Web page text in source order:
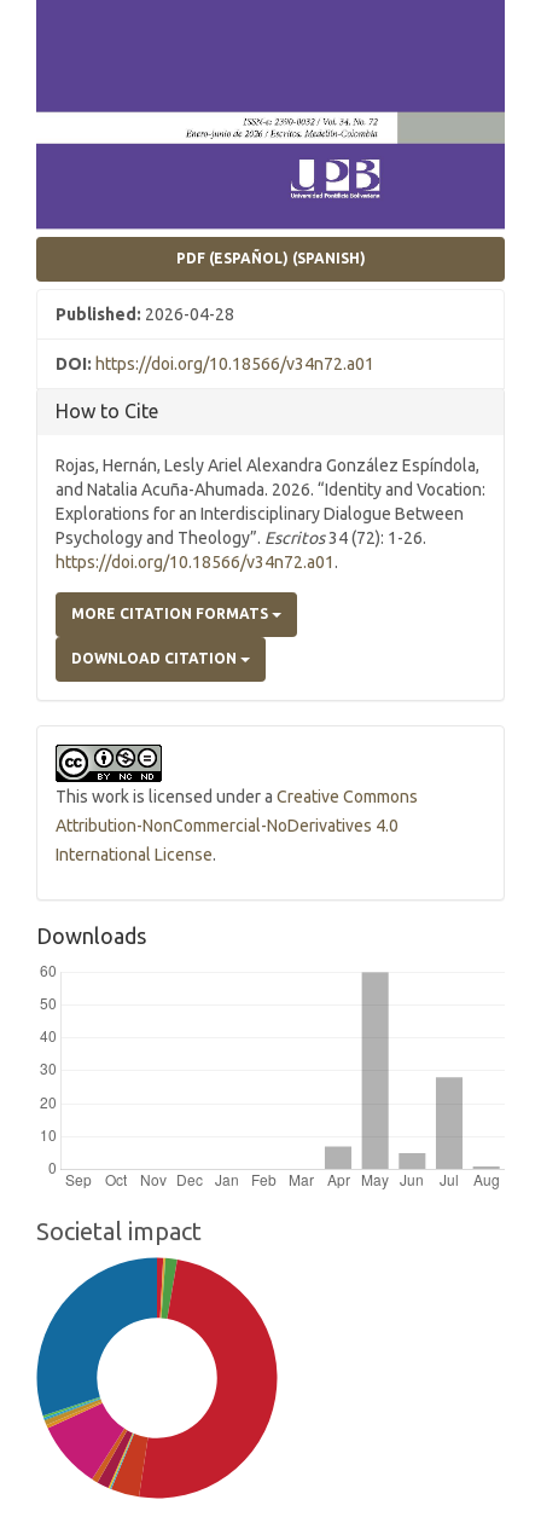
PDF (ESPAÑOL) (SPANISH)
Published: 2026-04-28
DOI: https://doi.org/10.18566/v34n72.a01
How to Cite
Rojas, Hernán, Lesly Ariel Alexandra González Espíndola,
and Natalia Acuña-Ahumada. 2026. “Identity and Vocation:
Explorations for an Interdisciplinary Dialogue Between
Psychology and Theology”. Escritos34 (72): 1-26.
https://doi.org/10.18566/v34n72.a01 .
MORE CITATION FORMATS
DOWNLOAD CITATION
This work is licensed under a Creative Commons
Attribution-NonCommercial-NoDerivatives 4.0
International License.
Downloads
Societal impact